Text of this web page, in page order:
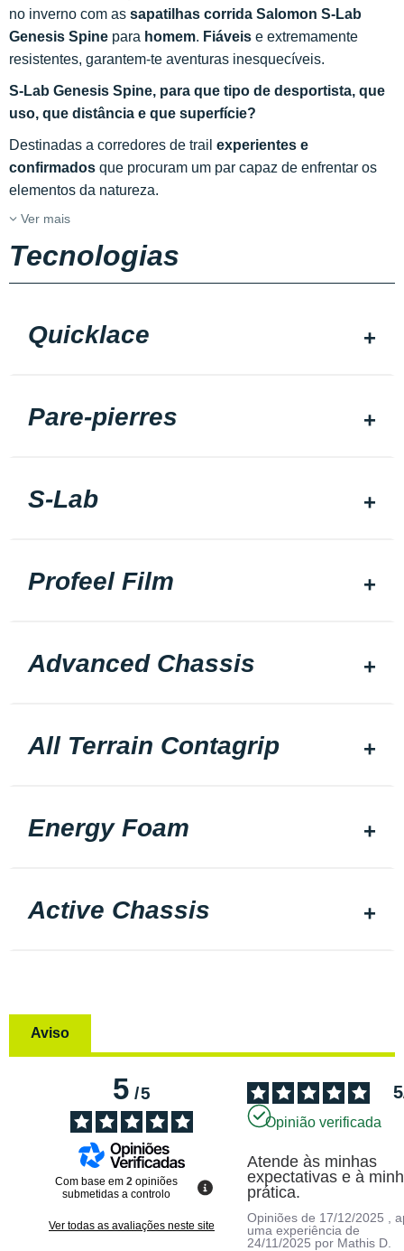
no inverno com as sapatilhas corrida Salomon S-Lab
Genesis Spine para homem. Fiáveis e extremamente
resistentes, garantem-te aventuras inesquecíveis.
S-Lab Genesis Spine, para que tipo de desportista, que
uso, que distância e que superfície?
Destinadas a corredores de trail experientes e
confirmados que procuram um par capaz de enfrentar os
elementos da natureza.
Ver mais
Tecnologias
Quicklace
Pare-pierres
S-Lab
Profeel Film
Advanced Chassis
All Terrain Contagrip
Energy Foam
Active Chassis
Aviso
5/5
Com base em 2 opiniões
submetidas a controlo
Ver todas as avaliações neste site
5
Opinião verificada
Atende às minhas
expectativas e à
prática.
Opiniões de 17/12/2025
,
uma experiência de
24/11/2025 por Mathis D.